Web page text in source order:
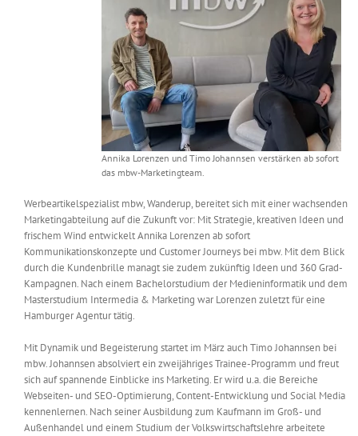
Product Guide
Jobshop
Suche
Annika Lorenzen und Timo Johannsen verstärken ab sofort
das mbw-Marketingteam.
Werbeartikelspezialist mbw, Wanderup, bereitet sich mit einer wachsenden
Marketingabteilung auf die Zukunft vor: Mit Strategie, kreativen Ideen und
frischem Wind entwickelt Annika Lorenzen ab sofort
Kommunikationskonzepte und Customer Journeys bei mbw. Mit dem Blick
durch die Kundenbrille managt sie zudem zukünftig Ideen und 360 Grad-
Kampagnen. Nach einem Bachelorstudium der Medieninformatik und dem
Masterstudium Intermedia & Marketing war Lorenzen zuletzt für eine
Hamburger Agentur tätig.
Mit Dynamik und Begeisterung startet im März auch Timo Johannsen bei
mbw. Johannsen absolviert ein zweijähriges Trainee-Programm und freut
sich auf spannende Einblicke ins Marketing. Er wird u.a. die Bereiche
Webseiten- und SEO-Optimierung, Content-Entwicklung und Social Media
kennenlernen. Nach seiner Ausbildung zum Kaufmann im Groß- und
Außenhandel und einem Studium der Volkswirtschaftslehre arbeitete